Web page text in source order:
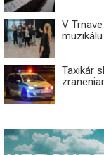
V
Taxikár